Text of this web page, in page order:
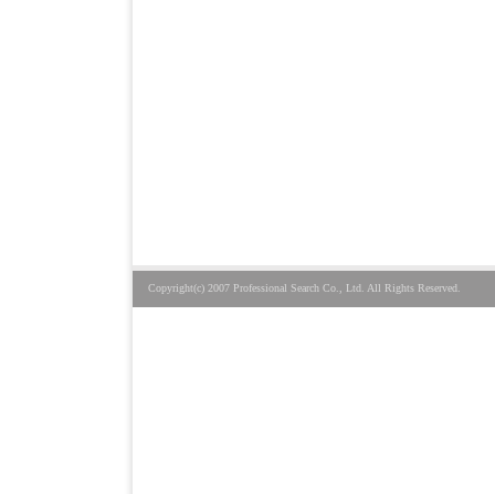
Copyright(c) 2007 Professional Search Co., Ltd. All Rights Reserved.